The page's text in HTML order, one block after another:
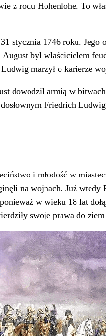
z rodu Hohenlohe. To
stycznia 1746 roku.
był właścicielem
marzył o karierze
dowodził armią w
Friedrich
i młodość w
na wojnach. Już
w wieku 18 lat
swoje prawa do